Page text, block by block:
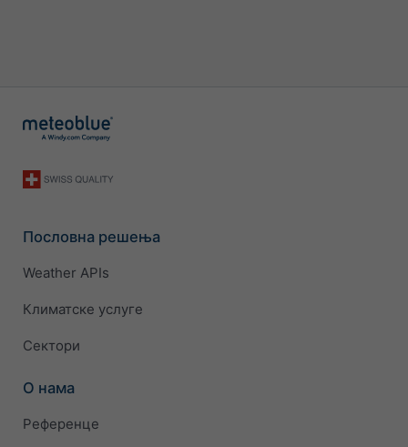
Пословна решења
Weather APIs
Климатске услуге
Сектори
О нама
Референце